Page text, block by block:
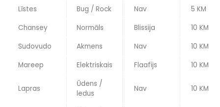
Līstes Bug / Rock Nav
5 KM
Chansey
Normāls Blissija
10 KM
Sudovudo
Akmens Nav
10 KM
Mareep
Elektriskais Flaafijs 10 KM
Lapras
Ūdens /
ledus
Nav 10 KM